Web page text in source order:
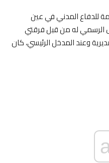
للدفاع المدني في عين
الرسمي له من قبل فرقتي
وعند المدخل الرئيسي، كان